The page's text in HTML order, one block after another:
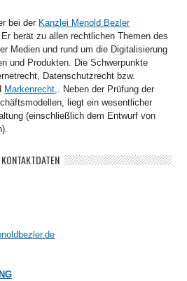
bei der Kanzlei Menold Bezler
berät zu allen rechtlichen Themen des
Medien und rund um die Digitalisierung
und Produkten. Die Schwerpunkte
Datenschutzrecht bzw.
Markenrecht,. Neben der Prüfung der
liegt ein wesentlicher
(einschließlich dem Entwurf von
KONTAKTDATEN